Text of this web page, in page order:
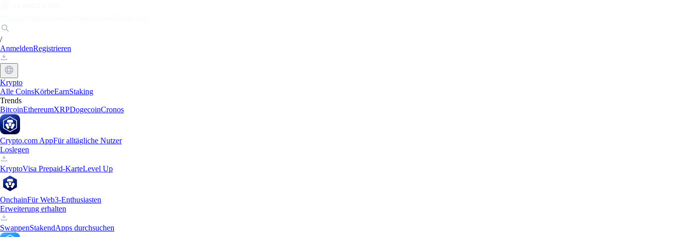
/
AnmeldenRegistrieren
Krypto
Alle CoinsKörbeEarnStaking
Trends
BitcoinEthereumXRPDogecoinCronos
Crypto.com AppFür alltägliche Nutzer
Loslegen
KryptoVisa Prepaid-KarteLevel Up
OnchainFür Web3-Enthusiasten
Erweiterung erhalten
SwappenStakendApps durchsuchen